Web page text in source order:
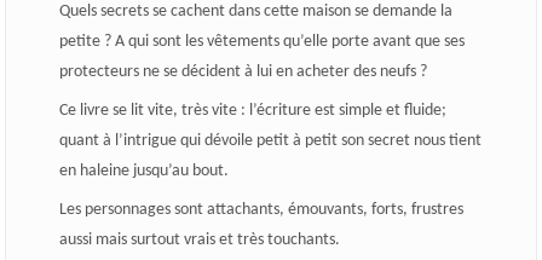
Quels secrets se cachent dans cette maison se demande la
petite ? A qui sont les vêtements qu’elle porte avant que ses
protecteurs ne se décident à lui en acheter des neufs ?
Ce livre se lit vite, très vite : l’écriture est simple et fluide;
quant à l’intrigue qui dévoile petit à petit son secret nous tient
en haleine jusqu’au bout.
Les personnages sont attachants, émouvants, forts, frustres
aussi mais surtout vrais et très touchants.